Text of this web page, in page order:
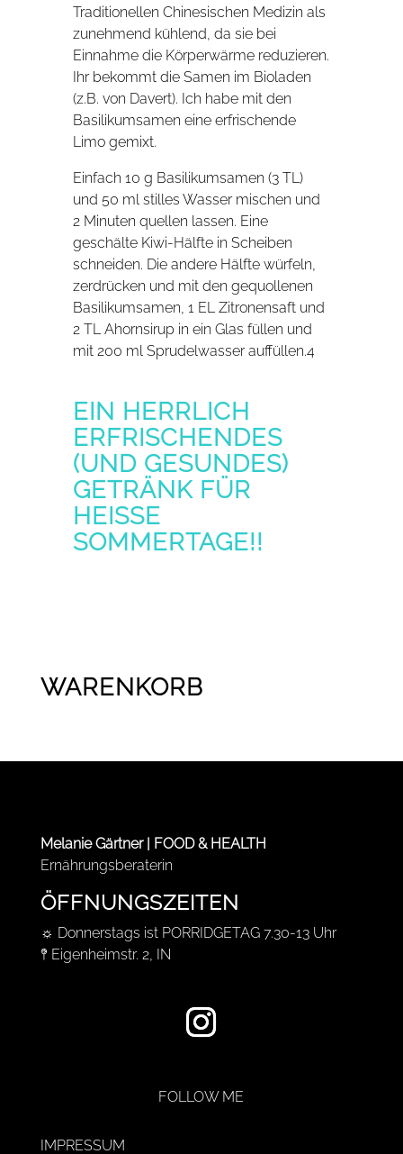
Traditionellen Chinesischen Medizin als
zunehmend kühlend, da sie bei
Einnahme die Körperwärme reduzieren.
Ihr bekommt die Samen im Bioladen
(z.B. von Davert). Ich habe mit den
Basilikumsamen eine erfrischende
Limo gemixt.
Einfach 10 g Basilikumsamen (3 TL)
und 50 ml stilles Wasser mischen und
2 Minuten quellen lassen. Eine
geschälte Kiwi-Hälfte in Scheiben
schneiden. Die andere Hälfte würfeln,
zerdrücken und mit den gequollenen
Basilikumsamen, 1 EL Zitronensaft und
2 TL Ahornsirup in ein Glas füllen und
mit 200 ml Sprudelwasser auffüllen.4
EIN HERRLICH
ERFRISCHENDES
(UND GESUNDES)
GETRÄNK FÜR
HEISSE S
OMMERTAGE!!
WARENKORB
Melanie Gärtner | FOOD & HEALTH
Ernährungsberaterin
ÖFFNUNGSZEITEN
☼ Donnerstags ist PORRIDGETAG 7.30-13 Uhr
𖤥 Eigenheimstr. 2, IN
FOLLOW ME
IMPRESSUM